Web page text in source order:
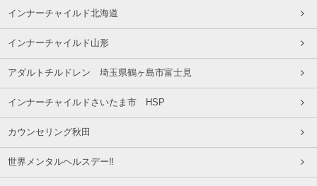
インナーチャイルド北海道
インナーチャイルド山形
アダルトチルドレン 埼玉県鶴ヶ島市富士見
インナーチャイルドさいたま市 HSP
カウンセリング秋田
世界メンタルヘルスデー‼️